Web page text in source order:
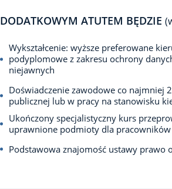
DODATKOWYM ATUTEM BĘDZIE
Wykształcenie: wyższe preferowane
podyplomowe z zakresu ochrony
niejawnych
Doświadczenie zawodowe co najmniej
publicznej lub w pracy na stanowisku
Ukończony specjalistyczny kurs
uprawnione podmioty dla
Podstawowa znajomość ustawy prawo